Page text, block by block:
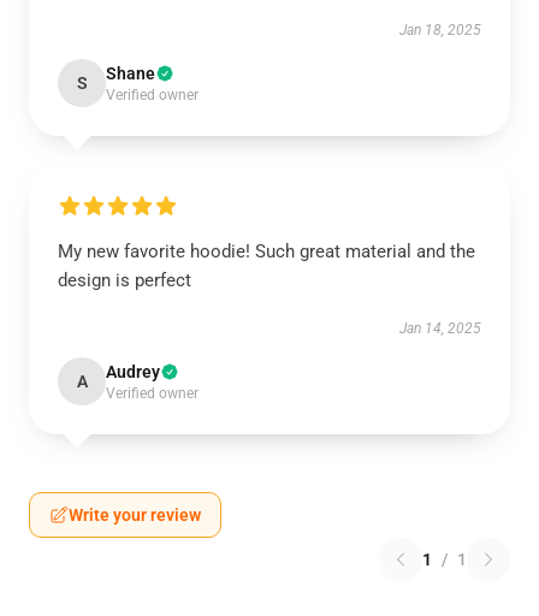
Jan 18, 2025
S Shane
Verified owner
My new favorite hoodie! Such great material and the
design is perfect
Jan 14, 2025
A Audrey
Verified owner
Write your review
1 / 1